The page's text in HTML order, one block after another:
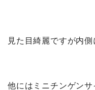
見た目綺麗ですが内
他にはミニチンゲンサ